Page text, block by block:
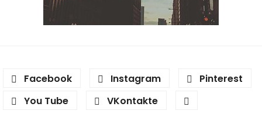
Facebook Instagram
Pinterest
You Tube
VKontakte